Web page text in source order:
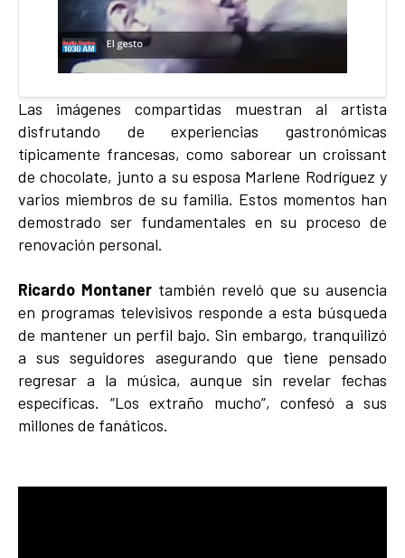
Las imágenes compartidas muestran al artista
disfrutando de experiencias gastronómicas
típicamente francesas, como saborear un croissant
de chocolate, junto a su esposa Marlene Rodríguez y
varios miembros de su familia. Estos momentos han
demostrado ser fundamentales en su proceso de
renovación personal.
Ricardo Montaner también reveló que su ausencia
en programas televisivos responde a esta búsqueda
de mantener un perfil bajo. Sin embargo, tranquilizó
a sus seguidores asegurando que tiene pensado
regresar a la música, aunque sin revelar fechas
específicas. “Los extraño mucho”, confesó a sus
millones de fanáticos.